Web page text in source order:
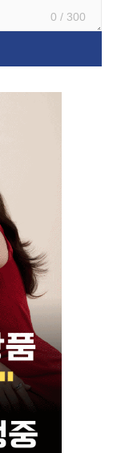
0 / 300